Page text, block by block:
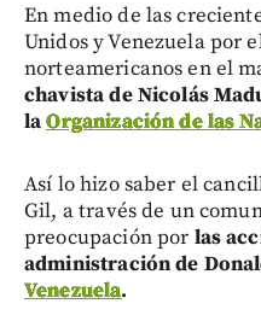
En medio de las
Unidos y Venezuela por
norteamericanos en el
chavista de Nicolás
laOrganización de las
Así lo hizo saber el
Gil, a través de un
preocupación por las
administración de
Venezuela.